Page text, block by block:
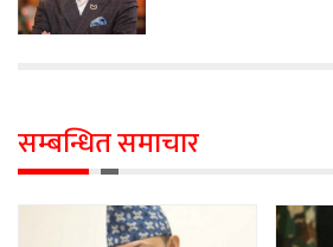
सम्बन्धित समाचार